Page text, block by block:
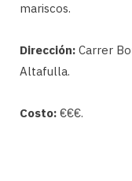
mariscos.
Dirección: Carrer
Altafulla.
Costo: €€€.